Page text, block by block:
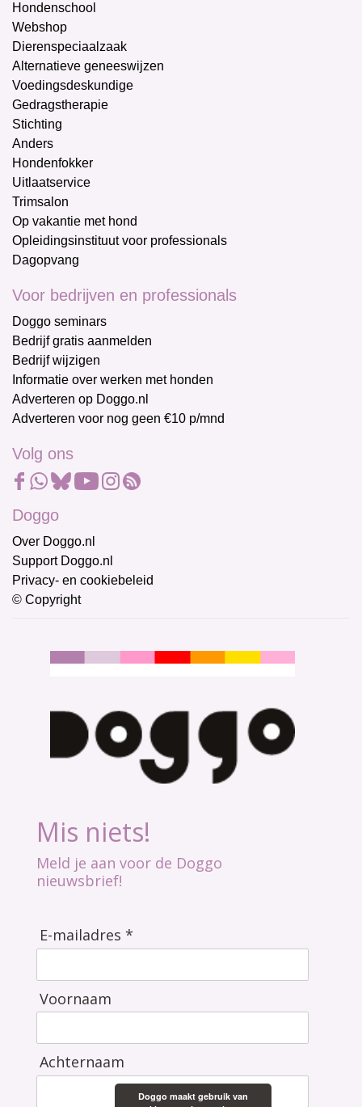
Hondenschool
Webshop
Dierenspeciaalzaak
Alternatieve geneeswijzen
Voedingsdeskundige
Gedragstherapie
Stichting
Anders
Hondenfokker
Uitlaatservice
Trimsalon
Op vakantie met hond
Opleidingsinstituut voor professionals
Dagopvang
Voor bedrijven en professionals
Doggo seminars
Bedrijf gratis aanmelden
Bedrijf wijzigen
Informatie over werken met honden
Adverteren op Doggo.nl
Adverteren voor nog geen €10 p/mnd
Volg ons
Doggo
Over Doggo.nl
Support Doggo.nl
Privacy- en cookiebeleid
© Copyright
Mis niets!
Meld je aan voor de Doggo
nieuwsbrief!
E-mailadres *
Voornaam
Achternaam
Doggo maakt gebruik van